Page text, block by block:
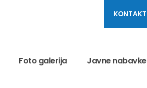
KONTAKT
Foto galerija Javne nabavke